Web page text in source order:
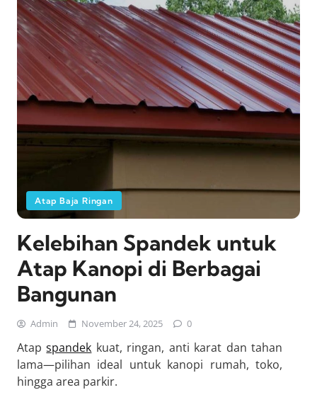
Atap Baja Ringan
Kelebihan Spandek untuk
Atap Kanopi di Berbagai
Bangunan
Admin November 24, 2025 0
Atapspandek kuat, ringan, anti karat dan tahan
lama—pilihan ideal untuk kanopi rumah, toko,
hingga area parkir.